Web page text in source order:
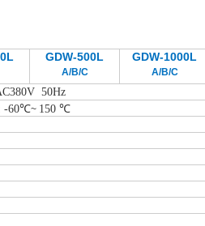
GDW-500L
A/B/C
GDW-1000L
A/B/C
50Hz
-60℃~ 150 ℃